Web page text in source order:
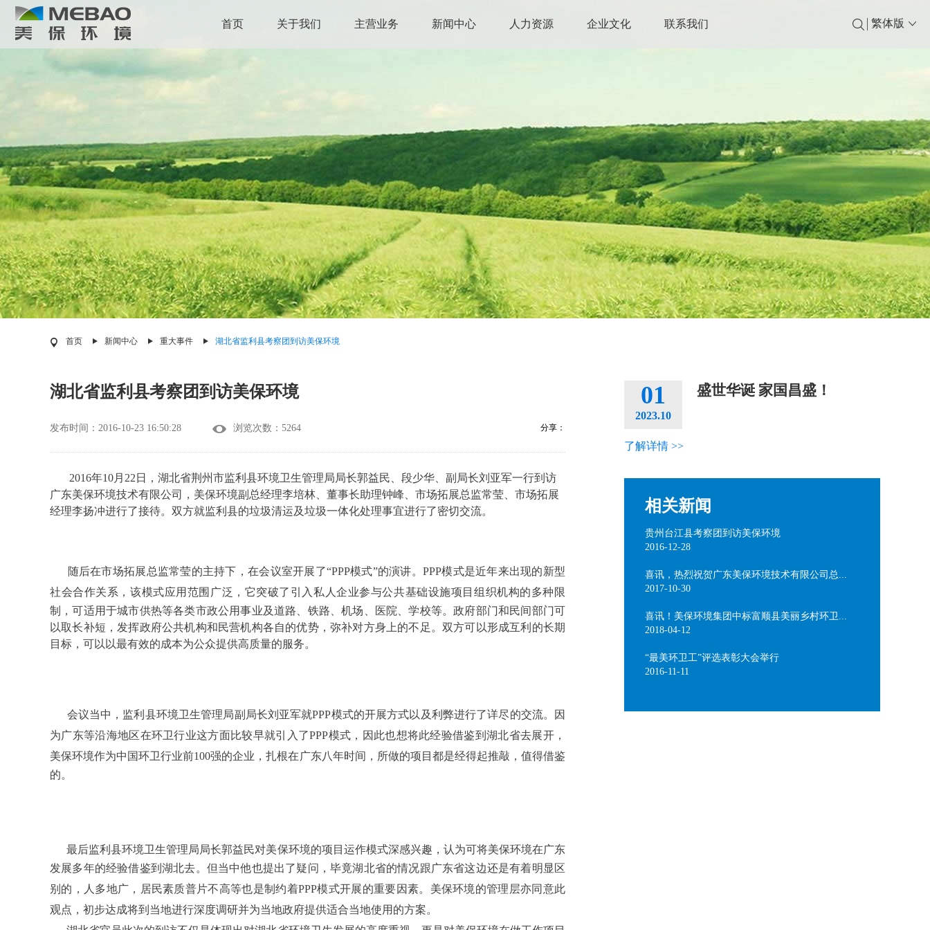
首页 关于我们 主营业务 新闻中心 人力资源 企业文化 联系我们 繁体版
首页 新闻中心 重大事件 湖北省监利县考察团到访美保环境
湖北省监利县考察团到访美保环境
发布时间：2016-10-23 16:50:28 浏览次数：5264 分享：
2016年10月22日，湖北省荆州市监利县环境卫生管理局局长郭益民、段少华、副局长刘亚军一行到访
广东美保环境技术有限公司， 美保环境副总经理李培林、董事长助理钟峰、 市场拓展总监常莹、 市场拓展
经理李扬冲进行了接待。双方就监利县的垃圾清运及垃圾一体化处理事宜进行了密切交流。
随后在市场拓展总监常莹的主持下，在会议室开展了“PPP模式”的演讲。PPP模式是近年来出现的新型
社会合作关系，该模式应用范围广泛，它突破了引入私人企业参与公共基础设施项目组织机构的多种限
制，可适用于城市供热等各类市政公用事业及道路 铁路 、机场 医院 、学校等。政府部门和民间部门可
以取长补短，发挥政府公共机构和民营机构各自的优势，弥补对方身上的不足。双方可以形成互利的长期
目标 ，可以以最有效的成本为公众提供高质量的服务。
会议当中，监利县环境卫生管理局副局长刘亚军就PPP模式的开展方式以及利弊进行了详尽的交流。因
为广东等沿海地区在环卫行业这方面比较早就引入了PPP模式，因此也想将此经验借鉴到湖北省去展开 ，
美保环境作为中国环卫行业前100强的企业，扎根在 广东八年时间，所做的项目都是经得起推敲，值得借鉴
的。
最后监利县环境卫生管理局局长郭益民对美保环境的项目运作模式深感兴趣，认为可将美保环境在广东
发展多年的经验借鉴到湖北去。但当中他也提出了疑问，毕竟湖北省的情况跟广东省这边还是有着明显 区
别的，人多地广，居民素质普片不高等也是制约着PPP模式开展的重要因素。 美保环境的管理层亦同意此
观点，初步达成将到当地进行深度调研并为当地政府提供适合当地使用的方案。
01
2023.10
盛世华诞 家国昌盛！
了解详情 >>
相关新闻
贵州台江县考察团到访美保环境
2016-12-28
喜讯，热烈祝贺广东美保环境技术有限公司总...
2017-10-30
喜讯！美保环境集团中标富顺县美丽乡村环卫...
2018-04-12
“最美环卫工”评选表彰大会举行
2016-11-11